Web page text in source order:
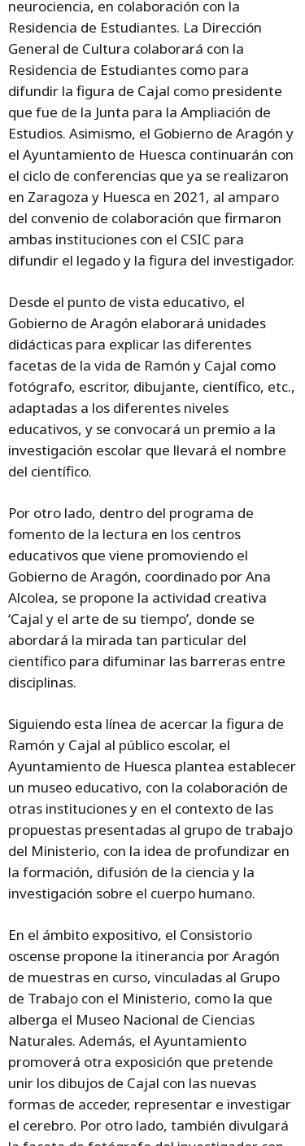
neurociencia, en colaboración con la
Residencia de Estudiantes. La Dirección
General de Cultura colaborará con la
Residencia de Estudiantes como para
difundir la figura de Cajal como presidente
que fue de la Junta para la Ampliación de
Estudios. Asimismo, el Gobierno de Aragón y
el Ayuntamiento de Huesca continuarán con
el ciclo de conferencias que ya se realizaron
en Zaragoza y Huesca en 2021, al amparo
del convenio de colaboración que firmaron
ambas instituciones con el CSIC para
difundir el legado y la figura del investigador.
Desde el punto de vista educativo, el
Gobierno de Aragón elaborará unidades
didácticas para explicar las diferentes
facetas de la vida de Ramón y Cajal como
fotógrafo, escritor, dibujante, científico, etc.,
adaptadas a los diferentes niveles
educativos, y se convocará un premio a la
investigación escolar que llevará el nombre
del científico.
Por otro lado, dentro del programa de
fomento de la lectura en los centros
educativos que viene promoviendo el
Gobierno de Aragón, coordinado por Ana
Alcolea, se propone la actividad creativa
‘Cajal y el arte de su tiempo’, donde se
abordará la mirada tan particular del
científico para difuminar las barreras entre
disciplinas.
Siguiendo esta línea de acercar la figura de
Ramón y Cajal al público escolar, el
Ayuntamiento de Huesca plantea establecer
un museo educativo, con la colaboración de
otras instituciones y en el contexto de las
propuestas presentadas al grupo de trabajo
del Ministerio, con la idea de profundizar en
la formación, difusión de la ciencia y la
investigación sobre el cuerpo humano.
En el ámbito expositivo, el Consistorio
oscense propone la itinerancia por Aragón
de muestras en curso, vinculadas al Grupo
de Trabajo con el Ministerio, como la que
alberga el Museo Nacional de Ciencias
Naturales. Además, el Ayuntamiento
promoverá otra exposición que pretende
unir los dibujos de Cajal con las nuevas
formas de acceder, representar e investigar
el cerebro. Por otro lado, también divulgará